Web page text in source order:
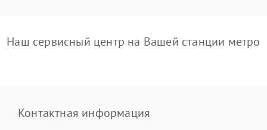
Наш сервисный центр на Вашей станции метро
Контактная информация